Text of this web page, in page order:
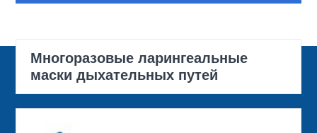
Многоразовые ларингеальные
маски дыхательных путей